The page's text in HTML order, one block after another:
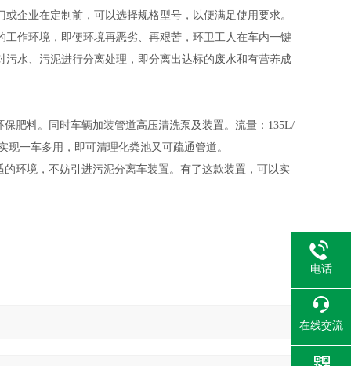
企业在定制前，可以选择规格型号，以便满足使用要求。
工作环境，即便环境再恶劣、再艰苦，环卫工人在车内一键
污水、 污泥进行分离处理，即分离出达标的废水和有营养成
保肥料。同时车辆加装管道高压清洗泵及装置。流量：135L/
现一车多用，即可清理化粪池又可疏通管道。
的环境，不妨引进污泥分离车装置。有了这款装置，可以实
电话
在线交流